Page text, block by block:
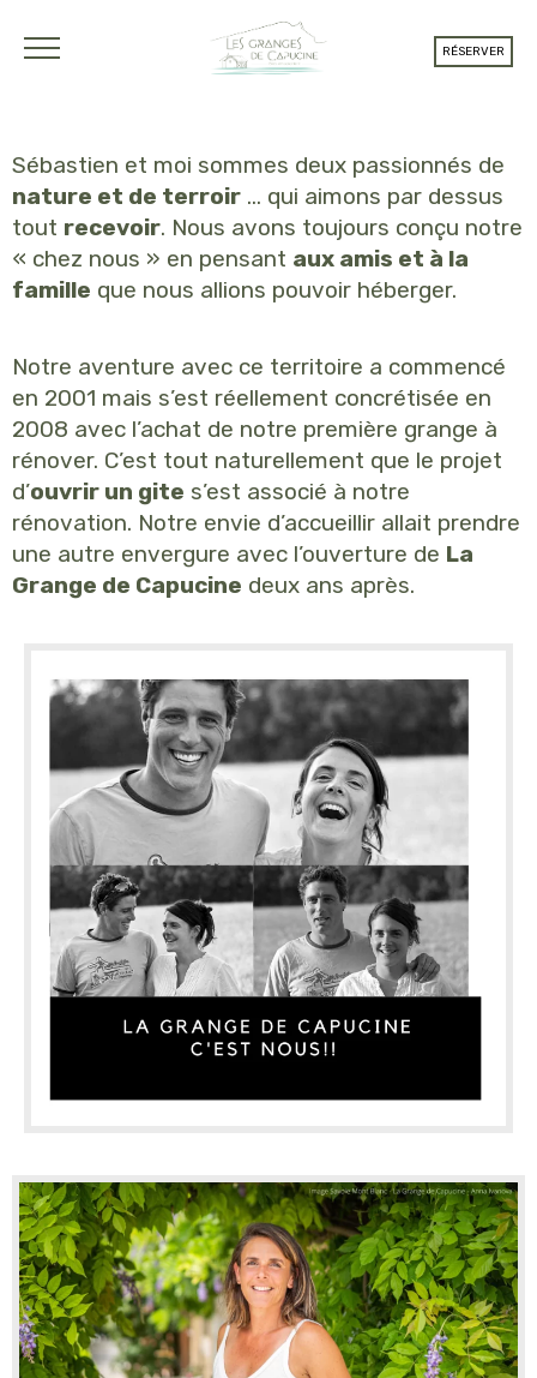
RÉSERVER
Sébastien et moi sommes deux passionnés de
nature et de terroir … qui aimons par dessus
tout recevoir. Nous avons toujours conçu notre
« chez nous » en pensant aux amis et à la
famille que nous allions pouvoir héberger.
Notre aventure avec ce territoire a commencé
en 2001 mais s’est réellement concrétisée en
2008 avec l’achat de notre première grange à
rénover. C’est tout naturellement que le projet
d’ouvrir un gite s’est associé à notre
rénovation. Notre envie d’accueillir allait prendre
une autre envergure avec l’ouverture de La
Grange de Capucine deux ans après.